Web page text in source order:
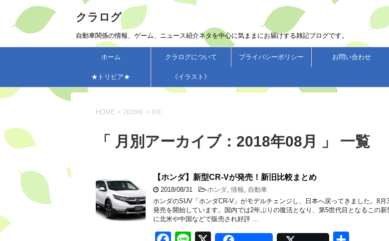
クラログ
自動車関係の情報、ゲーム、ニュース紹介ネタを中心に気ままにお届けする雑記ブログです。
ホーム クラログについて プライバシーポリシー お問い合わせ
★トリビア★ 《イラスト》
HOME > 2018年 > 8月
「 月別アーカイブ：2018年08月 」 一覧
【ホンダ】新型CR-Vが発売！新旧比較まとめ
2018/08/31 -ホンダ, 情報, 自動車
ホンダのSUV「ホンダCR-V」がモデルチェンジし、日本へ戻ってきました。8月
発売を開始しています。国内では2年ぶりの復活となり、第5世代目となるこの新
に北米や中国などで販売され好評 …